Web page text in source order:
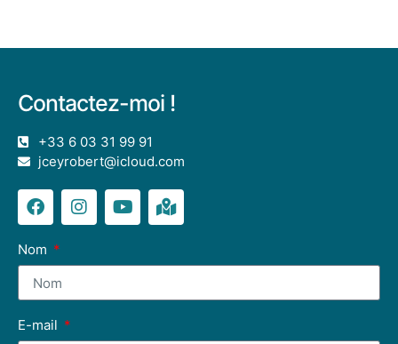
Contactez-moi !
+33 6 03 31 99 91
jceyrobert@icloud.com
Nom
E-mail